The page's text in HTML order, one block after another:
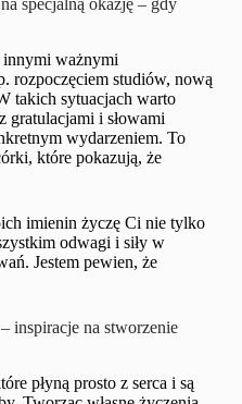
specjalną okazję – gdy
innymi ważnymi
rozpoczęciem studiów, nową
takich sytuacjach warto
gratulacjami i słowami
wydarzeniem. To
które pokazują, że
imienin życzę Ci nie tylko
odwagi i siły w
Jestem pewien, że
inspiracje na stworzenie
płyną prosto z serca i są